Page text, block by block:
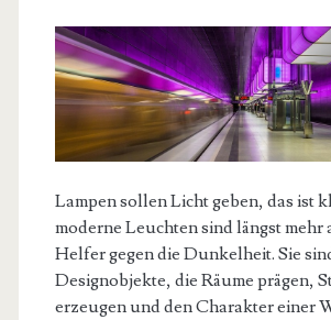
Lampen sollen Licht geben, das ist
moderne Leuchten sind längst mehr
Helfer gegen die Dunkelheit. Sie
Designobjekte, die Räume prägen,
erzeugen und den Charakter einer